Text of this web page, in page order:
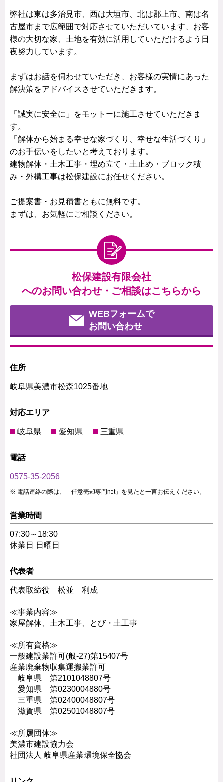
弊社は東は多治見市、西は大垣市、北は郡上市、南は名
古屋市まで広範囲で対応させていただいています、お客
様の大切な家、土地を有効に活用していただけるよう日
夜努力しています。
まずはお話を伺わせていただき、お客様の実情にあった
解決策をアドバイスさせていただきます。
「誠実に安全に」をモットーに施工させていただきま
す。
「解体から始まる幸せな家づくり、幸せな生活づくり」
のお手伝いをしたいと考えております。
建物解体・土木工事・埋め立て・土止め・ブロック積
み・外構工事は松保建設にお任せください。
ご提案書・お見積書ともに無料です。
まずは、お気軽にご相談ください。
松保建設有限会社
へのお問い合わせ・ご相談はこちらから
WEBフォームで
お問い合わせ
住所
岐阜県美濃市松森1025番地
対応エリア
岐阜県 愛知県 三重県
電話
0575-35-2056
電話連絡の際は、「任意売却専門net」を見たと一言お伝えください。
営業時間
07:30～18:30
休業日 日曜日
代表者
代表取締役 松並 利成
≪事業内容≫
家屋解体、土木工事、とび・土工事
≪所有資格≫
一般建設業許可(般-27)第15407号
産業廃棄物収集運搬業許可
岐阜県 第2101048807号
愛知県 第0230004880号
三重県 第02400048807号
滋賀県 第02501048807号
≪所属団体≫
美濃市建設協力会
社団法人 岐阜県産業環境保全協会